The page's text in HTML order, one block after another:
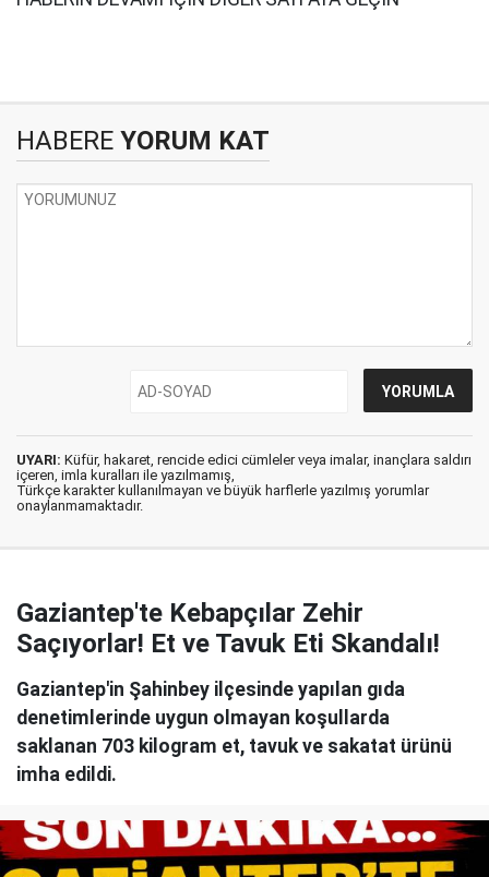
HABERE YORUM KAT
UYARI: Küfür, hakaret, rencide edici cümleler veya imalar, inançlara saldırı
içeren, imla kuralları ile yazılmamış,
Türkçe karakter kullanılmayan ve büyük harflerle yazılmış yorumlar
onaylanmamaktadır.
Gaziantep'te Kebapçılar Zehir
Saçıyorlar! Et ve Tavuk Eti Skandalı!
Gaziantep'in Şahinbey ilçesinde yapılan gıda
denetimlerinde uygun olmayan koşullarda
saklanan 703 kilogram et, tavuk ve sakatat ürünü
imha edildi.